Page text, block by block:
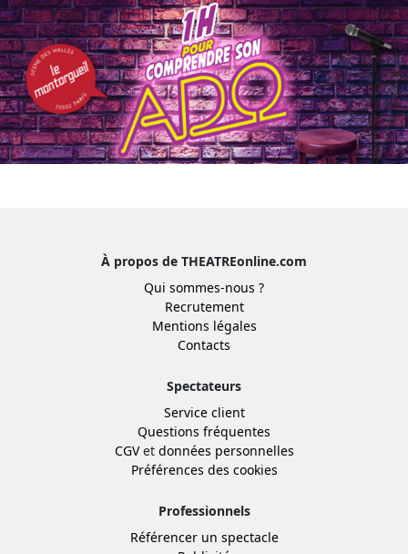
À propos de THEATREonline.com
Qui sommes-nous ?
Recrutement
Mentions légales
Contacts
Spectateurs
Service client
Questions fréquentes
CGVet données personnelles
Préférences des cookies
Professionnels
Référencer un spectacle